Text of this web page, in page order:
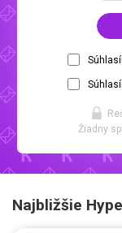
Žiadny
Najbližšie